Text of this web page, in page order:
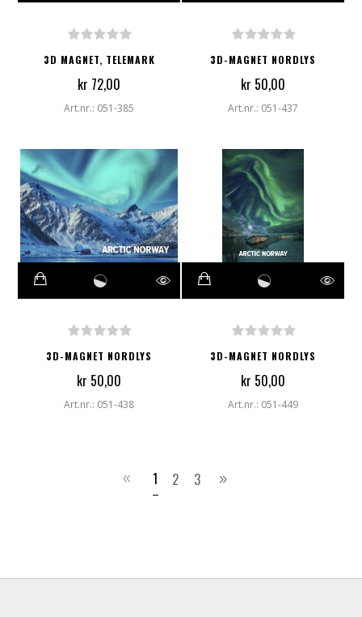
3D MAGNET, TELEMARK
kr 72,00
Art.nr.: 051-385
3D-MAGNET NORDLYS
kr 50,00
Art.nr.: 051-437
3D-MAGNET NORDLYS
kr 50,00
Art.nr.: 051-438
3D-MAGNET NORDLYS
kr 50,00
Art.nr.: 051-449
1 2 3